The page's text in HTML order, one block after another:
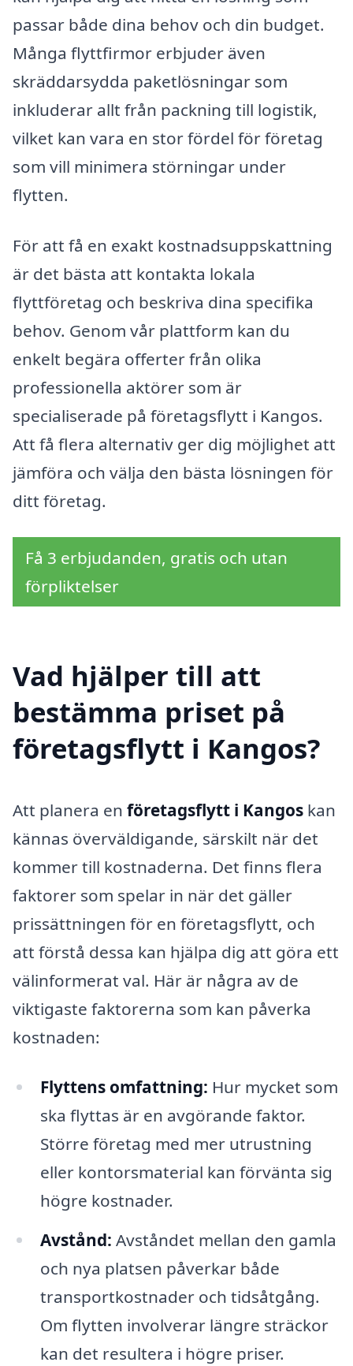
passar både dina behov och din budget.
Många flyttfirmor erbjuder även
skräddarsydda paketlösningar som
inkluderar allt från packning till logistik,
vilket kan vara en stor fördel för företag
som vill minimera störningar under
flytten.
För att få en exakt kostnadsuppskattning
är det bästa att kontakta lokala
flyttföretag och beskriva dina specifika
behov. Genom vår plattform kan du
enkelt begära offerter från olika
professionella aktörer som är
specialiserade på företagsflytt i Kangos.
Att få flera alternativ ger dig möjlighet att
jämföra och välja den bästa lösningen för
ditt företag.
Få 3 erbjudanden, gratis och utan
förpliktelser
Vad hjälper till att
bestämma priset på
företagsflytt i Kangos?
Att planera en företagsflytt i Kangos kan
kännas överväldigande, särskilt när det
kommer till kostnaderna. Det finns flera
faktorer som spelar in när det gäller
prissättningen för en företagsflytt, och
att förstå dessa kan hjälpa dig att göra ett
välinformerat val. Här är några av de
viktigaste faktorerna som kan påverka
kostnaden:
Flyttens omfattning: Hur mycket som
ska flyttas är en avgörande faktor.
Större företag med mer utrustning
eller kontorsmaterial kan förvänta sig
högre kostnader.
Avstånd: Avståndet mellan den gamla
och nya platsen påverkar både
transportkostnader och tidsåtgång.
Om flytten involverar längre sträckor
kan det resultera i högre priser.